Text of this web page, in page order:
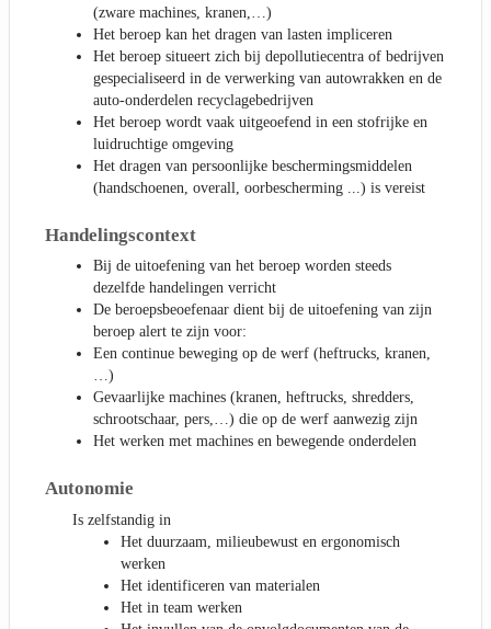
(zware machines, kranen,…)
Het beroep kan het dragen van lasten impliceren
Het beroep situeert zich bij depollutiecentra of bedrijven
gespecialiseerd in de verwerking van autowrakken en de
auto-onderdelen recyclagebedrijven
Het beroep wordt vaak uitgeoefend in een stofrijke en
luidruchtige omgeving
Het dragen van persoonlijke beschermingsmiddelen
(handschoenen, overall, oorbescherming ...) is vereist
Handelingscontext
Bij de uitoefening van het beroep worden steeds
dezelfde handelingen verricht
De beroepsbeoefenaar dient bij de uitoefening van zijn
beroep alert te zijn voor:
Een continue beweging op de werf (heftrucks, kranen,
…)
Gevaarlijke machines (kranen, heftrucks, shredders,
schrootschaar, pers,…) die op de werf aanwezig zijn
Het werken met machines en bewegende onderdelen
Autonomie
Is zelfstandig in
Het duurzaam, milieubewust en ergonomisch
werken
Het identificeren van materialen
Het in team werken